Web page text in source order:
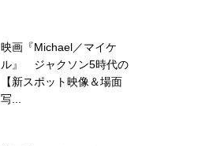
映画『Michael／マイケ
ル』 ジャクソン5時代の
【新スポット映像＆場面
写...